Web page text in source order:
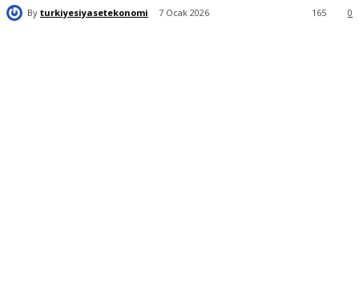
By turkiyesiyasetekonomi 7 Ocak 2026 0
165